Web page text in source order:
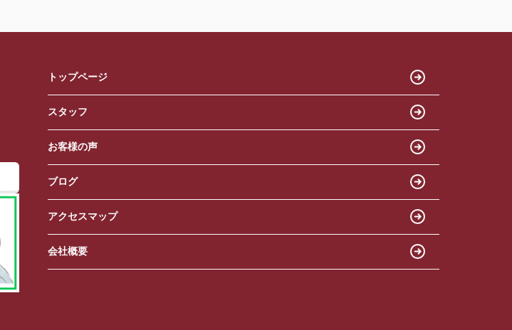
トップページ
スタッフ
お客様の声
ブログ
アクセスマップ
会社概要